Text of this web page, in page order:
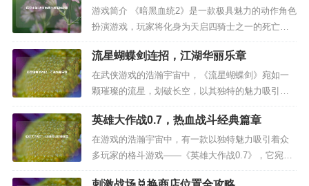
机翱翔天际、激烈战斗的快感，就让我们一起探讨
关于《鹰击长空下载》的相关内容。 《鹰击长空》
以其逼真的飞行模拟和精彩的战斗场...
游戏简介 《暗黑血统2》是一款极具魅力的动作角色
扮演游戏，玩家将化身为天启四骑士之一的死亡，
在一个充满奇幻与黑暗元素的世界中展开冒险，游
戏拥有丰富的剧情、多样的武器装备系统以及极具
挑战性的战斗，吸引了众多玩家投身其中,以下为大
家带来详细的通关攻略。 前期准备 角色创建与初始
属性分配 在游...
流星蝴蝶剑连招，江湖华丽乐章
在武侠游戏的浩瀚宇宙中，《流星蝴蝶剑》宛如一
颗璀璨的流星，划破长空，以其独特的魅力吸引着
无数玩家，而其中的连招系统，更是游戏的灵魂所
在，它就像是江湖中的华丽乐章,奏响着玩家们的热
血与激情。 连招，就是将一系列的攻击动作按照特
定的顺序和节奏组合起来，以达到连续打击敌人的
目的，在《流星蝴蝶剑》里，每一...
英雄大作战0.7，热血战斗经典篇章
在游戏的浩瀚宇宙中，有一款以独特魅力吸引着众
多玩家的格斗游戏——《英雄大作战0.7》，它宛如
一颗璀璨的星辰，在格斗游戏的天空中闪耀着属于